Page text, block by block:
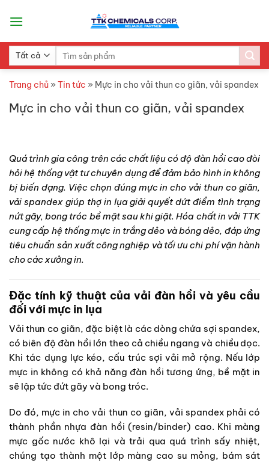
Search
Trang chủ » Tin tức » Mực in cho vải thun co giãn, vải spandex
Mực in cho vải thun co giãn, vải spandex
Quá trình gia công trên các chất liệu có độ đàn hồi cao đòi
hỏi hệ thống vật tư chuyên dụng để đảm bảo hình in không
bị biến dạng. Việc chọn đúng mực in cho vải thun co giãn,
vải spandex giúp thợ in lụa giải quyết dứt điểm tình trạng
nứt gãy, bong tróc bề mặt sau khi giặt. Hóa chất in vải TTK
cung cấp hệ thống mực in trắng dẻo và bóng dẻo, đáp ứng
tiêu chuẩn sản xuất công nghiệp và tối ưu chi phí vận hành
cho các xưởng in.
Đặc tính kỹ thuật của vải đàn hồi và yêu cầu
đối với mực in lụa
Vải thun co giãn, đặc biệt là các dòng chứa sợi spandex,
có biên độ đàn hồi lớn theo cả chiều ngang và chiều dọc.
Khi tác dụng lực kéo, cấu trúc sợi vải mở rộng. Nếu lớp
mực in không có khả năng đàn hồi tương ứng, bề mặt in
sẽ lập tức đứt gãy và bong tróc.
Do đó, mực in cho vải thun co giãn, vải spandex phải có
thành phần nhựa đàn hồi (resin/binder) cao. Khi màng
mực gốc nước khô lại và trải qua quá trình sấy nhiệt,
chúng tạo thành một lớp màng cao su mỏng, bám sát